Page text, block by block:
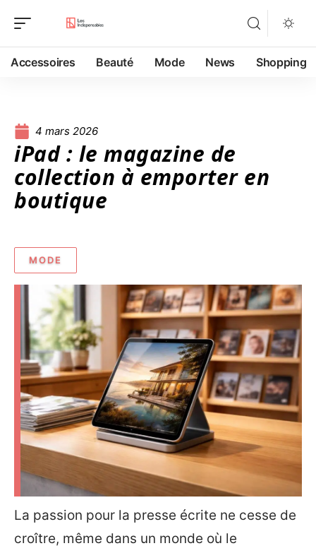
Accessoires Beauté Mode News Shopping
4 mars 2026
iPad : le magazine de
collection à emporter en
boutique
MODE
La passion pour la presse écrite ne cesse de
croître, même dans un monde où le